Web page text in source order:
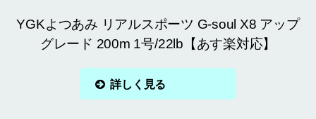
YGKよつあみ リアルスポーツ G-soul X8 アップ
グレード 200m 1号/22lb【あす楽対応】
詳しく見る